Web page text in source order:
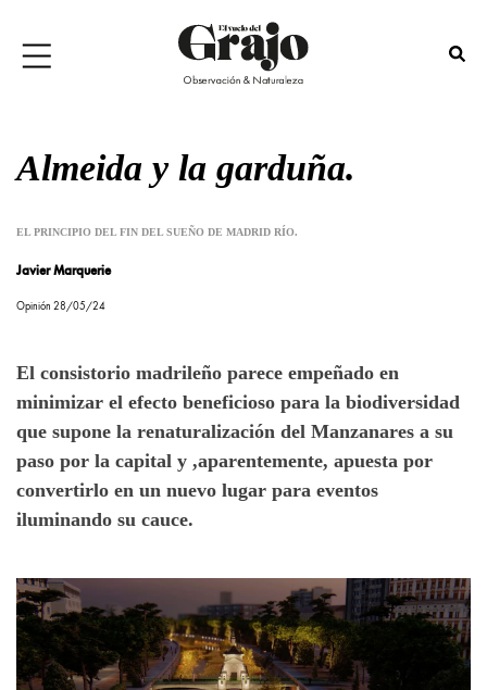
Almeida y la garduña.
EL PRINCIPIO DEL FIN DEL SUEÑO DE MADRID RÍO.
Javier Marquerie
Opinión 28/05/24
El consistorio madrileño parece empeñado en
minimizar el efecto beneficioso para la biodiversidad
que supone la renaturalización del Manzanares a su
paso por la capital y ,aparentemente, apuesta por
convertirlo en un nuevo lugar para eventos
iluminando su cauce.